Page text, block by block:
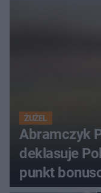
ŻUŻEL
Abramczyk
deklasuje
punkt